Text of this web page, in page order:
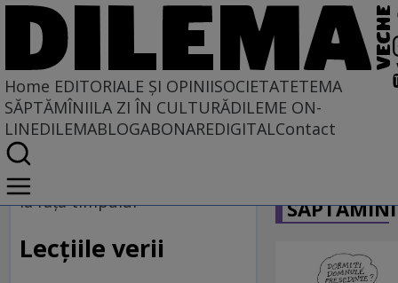
Home EDITORIALE ȘI OPINIISOCIETATETEMA
SĂPTĂMÎNIILA ZI ÎN CULTURĂDILEME ON-
LINEDILEMABLOGABONAREDIGITALContact
Home
EDITORIALE ȘI OPINII
TÎLC SHOW
la fața timpului
Lecțiile verii